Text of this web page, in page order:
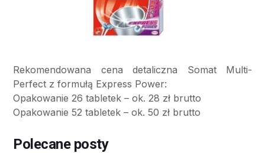
Rekomendowana cena detaliczna Somat Multi-
Perfect z formułą Express Power:
Opakowanie 26 tabletek – ok. 28 zł brutto
Opakowanie 52 tabletek – ok. 50 zł brutto
Polecane posty